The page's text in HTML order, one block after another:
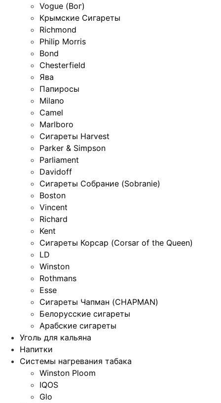
Vogue (Вог)
Крымские Сигареты
Richmond
Philip Morris
Bond
Chesterfield
Ява
Папиросы
Milano
Camel
Marlboro
Сигареты Harvest
Parker & Simpson
Parliament
Davidoff
Сигареты Собрание (Sobranie)
Boston
Vincent
Richard
Kent
Сигареты Корсар (Corsar of the Queen)
LD
Winston
Rothmans
Esse
Сигареты Чапман (CHAPMAN)
Белорусские сигареты
Арабские сигареты
Уголь для кальяна
Напитки
Системы нагревания табака
Winston Ploom
IQOS
Glo